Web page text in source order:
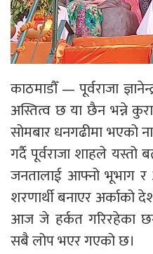
काठमाडौँ — पूर्वराजा
अस्तित्व छ या छैन भन्ने
सोमबार धनगढीमा भएको
गर्दै पूर्वराजा शाहले
जनतालाई आफ्नो भूभाग र
शरणार्थी बनाएर अर्काको
आज जे हर्कत गरिरहेका
सबै लोप भएर गएको छ।